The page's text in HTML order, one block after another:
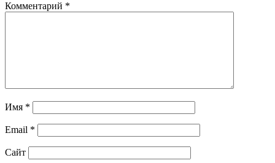
Комментарий *
Имя *
Email *
Сайт